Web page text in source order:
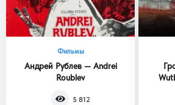
Фильмы
Андрей Рублев — Andrei
Roublev
5 812